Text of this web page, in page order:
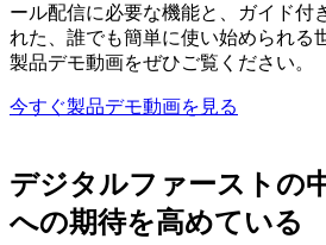
ール配信に必要な機能と、ガイド付
れた、誰でも簡単に使い始められる
製品デモ動画をぜひご覧ください。
今すぐ製品デモ動画を見る
デジタルファーストの
への期待を高めている